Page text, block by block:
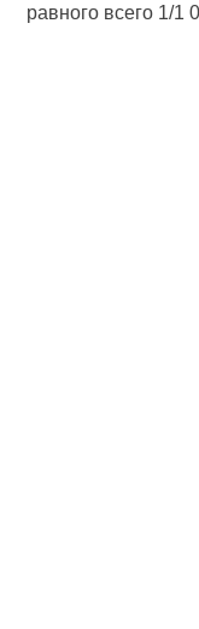
равного всего 1/1